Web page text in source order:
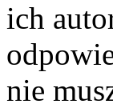
ich
nie